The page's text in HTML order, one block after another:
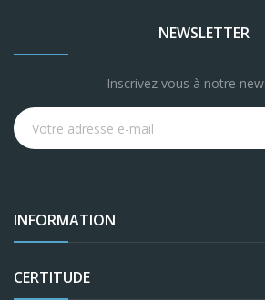
NEWSLETTER
Inscrivez vous à notre
INFORMATION
CERTITUDE